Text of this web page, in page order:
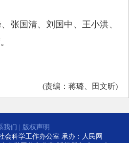
张国清、刘国中、王小洪、
(责编：蒋璐、田文昕)
我们
版权声明
会科学工作办公室 承办：人民网